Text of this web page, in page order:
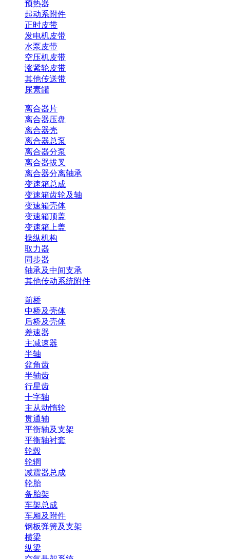
预热器
起动系附件
正时皮带
发电机皮带
水泵皮带
空压机皮带
涨紧轮皮带
其他传送带
尿素罐
离合器片
离合器压盘
离合器壳
离合器总泵
离合器分泵
离合器拔叉
离合器分离轴承
变速箱总成
变速箱齿轮及轴
变速箱壳体
变速箱顶盖
变速箱上盖
操纵机构
取力器
同步器
轴承及中间支承
其他传动系统附件
前桥
中桥及壳体
后桥及壳体
差速器
主减速器
半轴
盆角齿
半轴齿
行星齿
十字轴
主从动惰轮
贯通轴
平衡轴及支架
平衡轴衬套
轮毂
轮辋
减震器总成
轮胎
备胎架
车架总成
车厢及附件
钢板弹簧及支架
横梁
纵梁